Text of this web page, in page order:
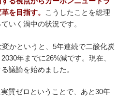
を目指す。
こうしたことを総理
いく渦中の状況です。
かというと、5年連続で二酸化炭
年までに26%減です。現在、
議論を始めました。
質ゼロということで、あと30年